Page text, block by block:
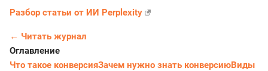
Разбор статьи от ИИ Perplexity
← Читать журнал
Оглавление
Что такое конверсияЗачем нужно знать конверсиюВиды